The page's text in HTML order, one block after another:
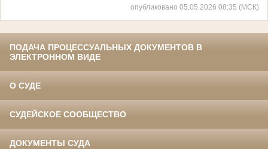
опубликовано 05.05.2026 08:35 (МСК)
ПОДАЧА ПРОЦЕССУАЛЬНЫХ ДОКУМЕНТОВ В
ЭЛЕКТРОННОМ ВИДЕ
О СУДЕ
СУДЕЙСКОЕ СООБЩЕСТВО
ДОКУМЕНТЫ СУДА